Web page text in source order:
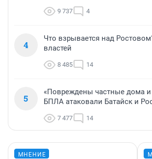
9 737 4
4
Что взрывается над
властей
8 485 14
5
«Повреждены частные дома и
БПЛА атаковали Батайск и
7 477 14
МНЕНИЕ